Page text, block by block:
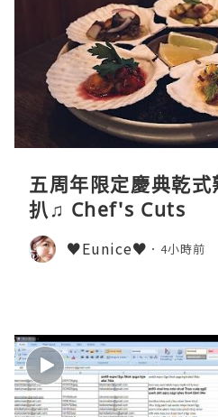
五周年限定慶典乾
扒♫ Chef's Cuts
♥Eunice♥ 4小時前